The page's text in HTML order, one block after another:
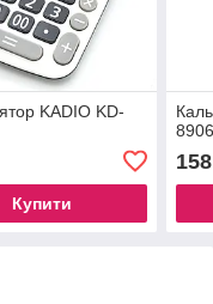
KADIO KD-
Купити
158